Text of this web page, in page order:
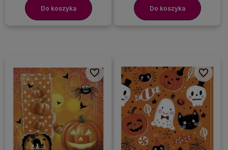
Do koszyka Do koszyka
Do ulubionych Do